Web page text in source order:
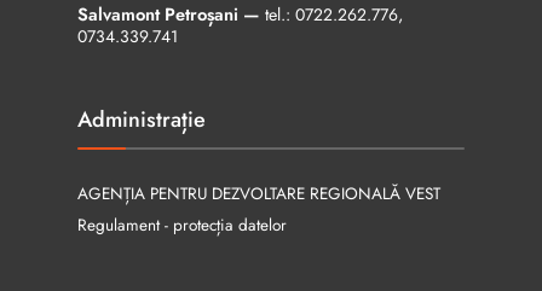
Salvamont Petroșani — tel.: 0722.262.776,
0734.339.741
Administrație
AGENȚIA PENTRU DEZVOLTARE REGIONALĂ VEST
Regulament - protecția datelor